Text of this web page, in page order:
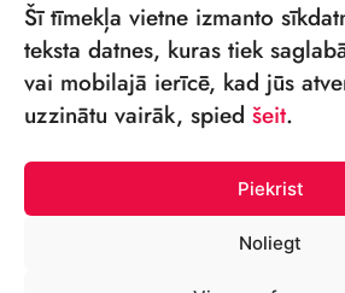
Šī tīmekļa vietne izmanto
teksta datnes, kuras tiek
vai mobilajā ierīcē, kad jūs
uzzinātu vairāk, spied šeit.
Piekrist
Noliegt
VSIA „RĪGAS
Merķeļa iela
Rīga, LV-1050,
Reģ. Nr.:
TĀLRUNIS: